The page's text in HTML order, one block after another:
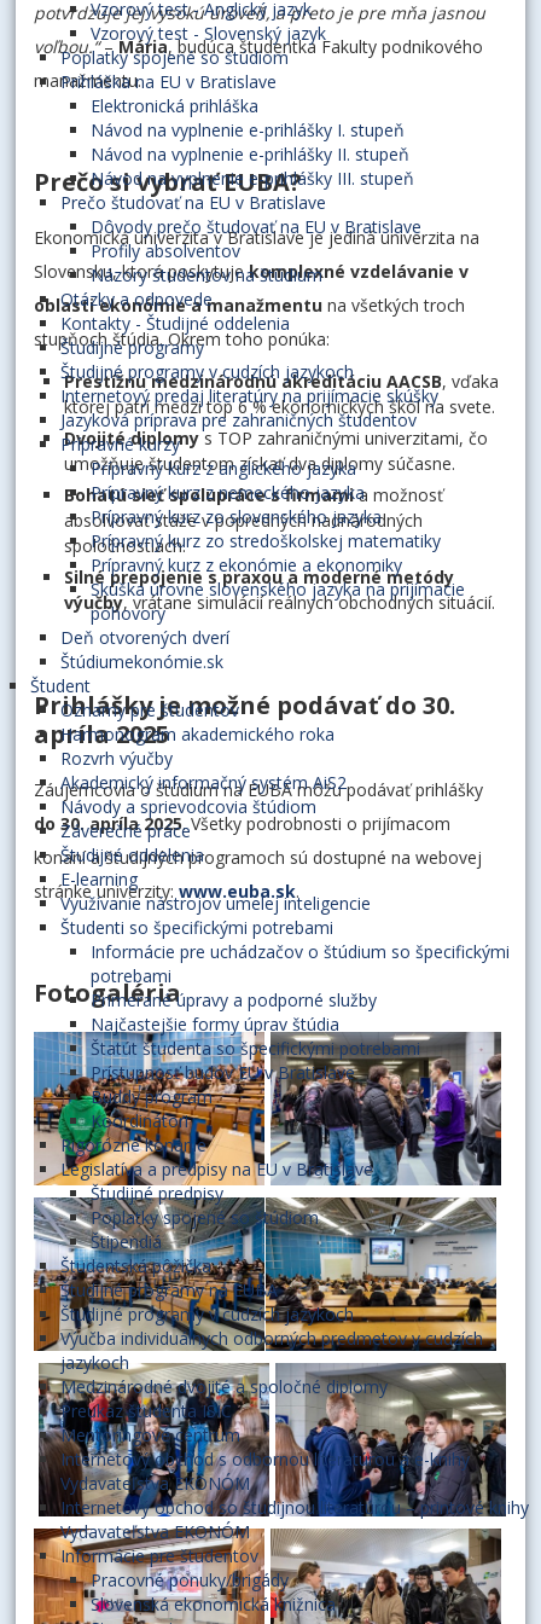
Vzorový test - Anglický jazyk
Vzorový test - Slovenský jazyk
Poplatky spojené so štúdiom
Prihláška na EU v Bratislave
Elektronická prihláška
Návod na vyplnenie e-prihlášky I. stupeň
Návod na vyplnenie e-prihlášky II. stupeň
Návod na vyplnenie e-prihlášky III. stupeň
Prečo študovať na EU v Bratislave
Dôvody prečo študovať na EU v Bratislave
Profily absolventov
Názory študentov na štúdium
Otázky a odpovede
Kontakty - Študijné oddelenia
Študijné programy
Študijné programy v cudzích jazykoch
Internetový predaj literatúry na prijímacie skúšky
Jazyková príprava pre zahraničných študentov
Prípravné kurzy
Prípravný kurz z anglického jazyka
Prípravný kurz z nemeckého jazyka
Prípravný kurz zo slovenského jazyka
Prípravný kurz zo stredoškolskej matematiky
Prípravný kurz z ekonómie a ekonomiky
Skúška úrovne slovenského jazyka na prijímacie
pohovory
Deň otvorených dverí
Štúdiumekonómie.sk
Študent
Oznamy pre študentov
Harmonogram akademického roka
Rozvrh výučby
Akademický informačný systém AiS2
Návody a sprievodcovia štúdiom
Záverečné práce
Študijné oddelenia
E-learning
Využívanie nástrojov umelej inteligencie
Študenti so špecifickými potrebami
Informácie pre uchádzačov o štúdium so špecifickými
potrebami
Primerané úpravy a podporné služby
Najčastejšie formy úprav štúdia
Štatút študenta so špecifickými potrebami
Prístupnosť budov EU v Bratislave
Buddy program
Koordinátori
Rigorózne konanie
Legislatíva a predpisy na EU v Bratislave
Študijné predpisy
Poplatky spojené so štúdiom
Štipendiá
Študentská pôžička
Študijné programy na EUBA
Študijné programy v cudzích jazykoch
Výučba individuálnych odborných predmetov v cudzích
jazykoch
Medzinárodné dvojité a spoločné diplomy
Preukaz študenta ISIC
Mentoringové centrum
Internetový obchod s odbornou literatúrou a e-knihy
Vydavateľstva EKONÓM
Internetový obchod so študijnou literatúrou – printové knihy
Vydavateľstva EKONÓM
Informácie pre študentov
Pracovné ponuky/brigády
Slovenská ekonomická knižnica
potvrdzuje jej vysokú úroveň, a preto je pre mňa jasnou
voľbou.“–Mária, budúca študentka Fakulty podnikového
manažmentu.
Prečo si vybrať EUBA?
Ekonomická univerzita v Bratislave je jediná univerzita na
Slovensku, ktorá poskytujekomplexné vzdelávanie v
oblasti ekonómie a manažmentu na všetkých troch
stupňoch štúdia. Okrem toho ponúka:
Prestížnu medzinárodnú akreditáciu AACSB, vďaka
ktorej patrí medzi top 6 % ekonomických škôl na svete.
Dvojité diplomys TOP zahraničnými univerzitami, čo
umožňuje študentom získať dva diplomy súčasne.
Bohatú sieť spolupráce s firmamia možnosť
absolvovať stáže v popredných nadnárodných
spoločnostiach.
Silné prepojenie s praxou a moderné metódy
výučby, vrátane simulácií reálnych obchodných situácií.
Prihlášky je možné podávať do 30.
apríla 2025
Záujemcovia o štúdium na EUBA môžu podávať prihlášky
do 30. apríla 2025. Všetky podrobnosti o prijímacom
konaní a študijných programoch sú dostupné na webovej
stránke univerzity:www.euba.sk.
Fotogaléria